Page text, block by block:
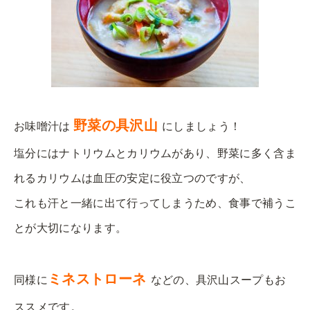
お味噌汁は 野菜の具沢山 にしましょう！
塩分にはナトリウムとカリウムがあり、野菜に多く含ま
れるカリウムは血圧の安定に役立つのですが、
これも汗と一緒に出て行ってしまうため、食事で補うこ
とが大切になります。
同様に ミネストローネ などの、具沢山スープもお
ススメです。